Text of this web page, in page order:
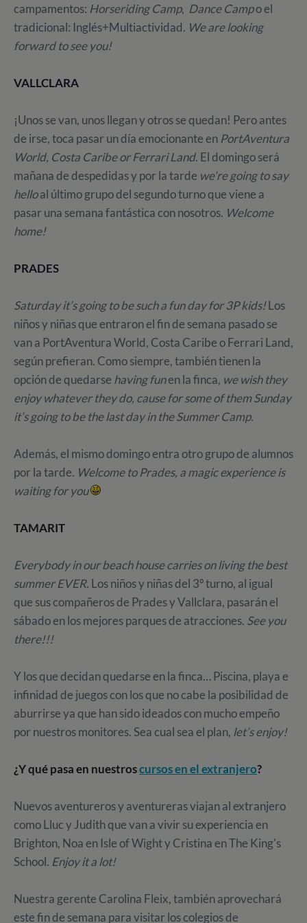
campamentos: Horseriding Camp, Dance Campo el
tradicional: Inglés+Multiactividad. We are looking
forward to see you!
VALLCLARA
¡Unos se van, unos llegan y otros se quedan! Pero antes
de irse, toca pasar un día emocionante en PortAventura
World, Costa Caribe or Ferrari Land. El domingo será
mañana de despedidas y por la tarde we’re going to say
helloal último grupo del segundo turno que viene a
pasar una semana fantástica con nosotros. Welcome
home!
PRADES
Saturday it’s going to be such a fun day for 3P kids!Los
niños y niñas que entraron el fin de semana pasado se
van a PortAventura World, Costa Caribe o Ferrari Land,
según prefieran. Como siempre, también tienen la
opción de quedarse having funen la finca, we wish they
enjoy whatever they do, cause for some of them Sunday
it’s going to be the last day in the Summer Camp.
Además, el mismo domingo entra otro grupo de alumnos
por la tarde. Welcome to Prades, a magic experience is
waiting for you
TAMARIT
Everybody in our beach house carries on living the best
summer EVER. Los niños y niñas del 3º turno, al igual
que sus compañeros de Prades y Vallclara, pasarán el
sábado en los mejores parques de atracciones. See you
there!!!
Y los que decidan quedarse en la finca… Piscina, playa e
infinidad de juegos con los que no cabe la posibilidad de
aburrirse ya que han sido ideados con mucho empeño
por nuestros monitores. Sea cual sea el plan, let’s enjoy!
¿Y qué pasa en nuestroscursos en el extranjero?
Nuevos aventureros y aventureras viajan al extranjero
como Lluc y Judith que van a vivir su experiencia en
Brighton, Noa en Isle of Wight y Cristina en The King's
School. Enjoy it a lot!
Nuestra gerente Carolina Fleix, también aprovechará
este fin de semana para visitar los colegios de